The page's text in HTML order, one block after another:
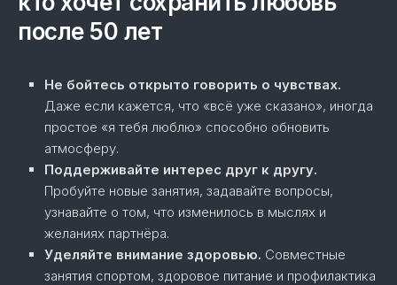
после 50 лет
Не бойтесь открыто говорить о чувствах.
Даже если кажется, что «всё уже сказано», иногда
простое «я тебя люблю» способно обновить
атмосферу.
Поддерживайте интерес друг к другу.
Пробуйте новые занятия, задавайте вопросы,
узнавайте о том, что изменилось в мыслях и
желаниях партнёра.
Уделяйте внимание здоровью. Совместные
занятия спортом, здоровое питание и профилактика